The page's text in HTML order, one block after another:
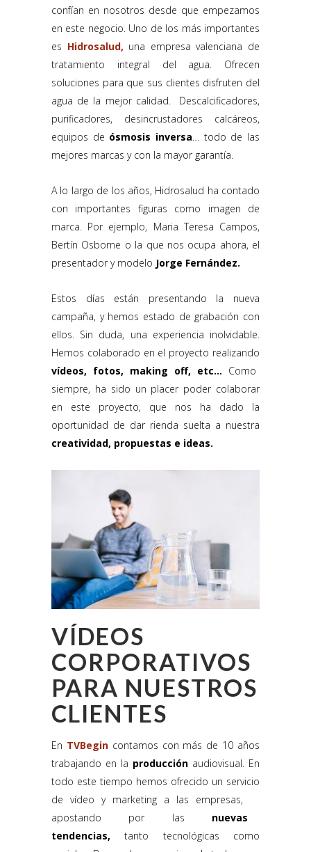
confían en nosotros desde que empezamos
en este negocio. Uno de los más importantes
es Hidrosalud, una empresa valenciana de
tratamiento integral del agua. Ofrecen
soluciones para que sus clientes disfruten del
agua de la mejor calidad. Descalcificadores,
purificadores, desincrustadores calcáreos,
equipos de ósmosis inversa… todo de las
mejores marcas y con la mayor garantía.
A lo largo de los años, Hidrosalud ha contado
con importantes figuras como imagen de
marca. Por ejemplo, Maria Teresa Campos,
Bertín Osborne o la que nos ocupa ahora, el
presentador y modelo Jorge Fernández.
Estos días están presentando la nueva
campaña, y hemos estado de grabación con
ellos. Sin duda, una experiencia inolvidable.
Hemos colaborado en el proyecto realizando
vídeos, fotos, making off, etc… Como
siempre, ha sido un placer poder colaborar
en este proyecto, que nos ha dado la
oportunidad de dar rienda suelta a nuestra
creatividad, propuestas e ideas.
VÍDEOS
CORPORATIVOS
PARA NUESTROS
CLIENTES
En TVBegin contamos con más de 10 años
trabajando en la producción audiovisual. En
todo este tiempo hemos ofrecido un servicio
de vídeo y marketing a las empresas,
apostando por las
nuevas
tendencias,
tanto tecnológicas como